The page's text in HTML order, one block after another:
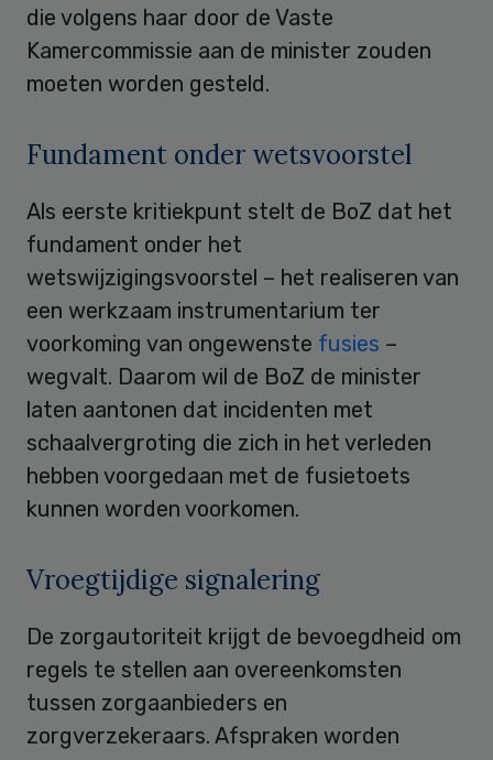
die volgens haar door de Vaste
Kamercommissie aan de minister zouden
moeten worden gesteld.
Fundament onder wetsvoorstel
Als eerste kritiekpunt stelt de BoZ dat het
fundament onder het
wetswijzigingsvoorstel – het realiseren van
een werkzaam instrumentarium ter
voorkoming van ongewenste fusies –
wegvalt. Daarom wil de BoZ de minister
laten aantonen dat incidenten met
schaalvergroting die zich in het verleden
hebben voorgedaan met de fusietoets
kunnen worden voorkomen.
Vroegtijdige signalering
De zorgautoriteit krijgt de bevoegdheid om
regels te stellen aan overeenkomsten
tussen zorgaanbieders en
zorgverzekeraars. Afspraken worden